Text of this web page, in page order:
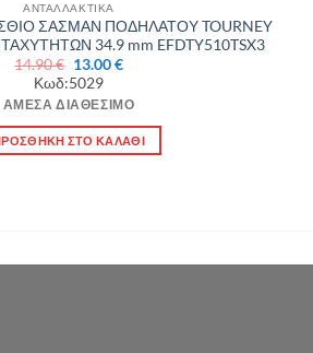
ΑΝΤΑΛΛΑΚΤΙΚΑ
ΣΑΣΜΑΝ ΠΟΔΗΛΑΤΟΥ TOURNEY
ΤΑΧΥΤΗΤΩΝ 34.9 mm EFDTY510TSX3
14.90€ Original
price
was:
14.90 €.
13.00€Η
είναι:
Κωδ:5029
ΆΜΕΣΑ ΔΙΑΘΈΣΙΜΟ
ΣΤΟ ΚΑΛΆΘΙ